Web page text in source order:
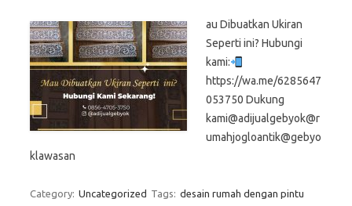
au Dibuatkan Ukiran
Seperti ini? Hubungi
kami:
https://wa.me/6285647
053750 Dukung
kami@adijualgebyok@r
umahjogloantik@gebyo
klawasan
Category: Uncategorized Tags: desain rumah dengan pintu